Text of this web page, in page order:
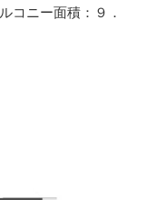
ニー面積：９．